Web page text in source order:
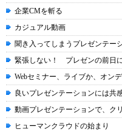
企業CMを斬る
カジュアル動画
聞き入ってしまうプレゼンテー
緊張しない！ プレゼンの前日
Webセミナー、ライブか、オン
良いプレゼンテーションには共
動画プレゼンテーションで、ク
ヒューマンクラウドの始まり